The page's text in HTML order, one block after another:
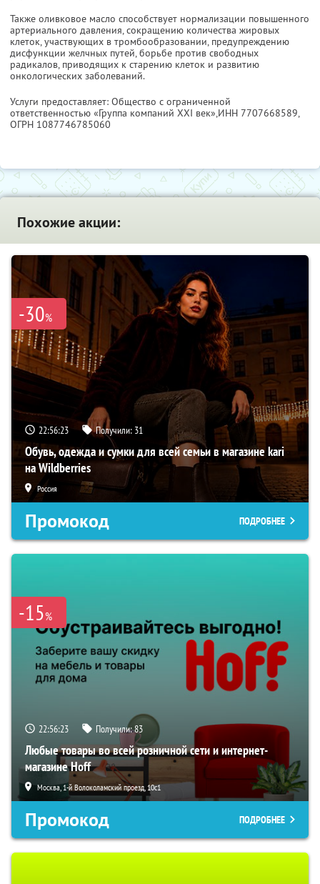
Также оливковое масло способствует нормализации повышенного
артериального давления, сокращению количества жировых
клеток, участвующих в тромбообразовании, предупреждению
дисфункции желчных путей, борьбе против свободных
радикалов, приводящих к старению клеток и развитию
онкологических заболеваний.
Услуги предоставляет: Общество с ограниченной
ответственностью «Группа компаний XXI век»,ИНН 7707668589,
ОГРН 1087746785060
Похожие акции:
-30%
22:56:22 Получили: 31
Обувь, одежда и сумки для всей семьи в магазине kari
на Wildberries
Россия
Промокод ПОДРОБНЕЕ
-15%
22:56:22 Получили:83
Любые товары во всей розничной сети и интернет-
магазине Hoff
Москва, 1-й Волоколамский проезд, 10с1
Промокод ПОДРОБНЕЕ